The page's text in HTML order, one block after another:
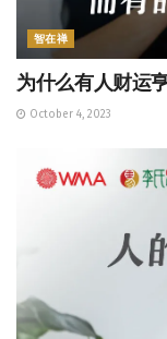
智在禅
为什么有人财运
October 4, 2023